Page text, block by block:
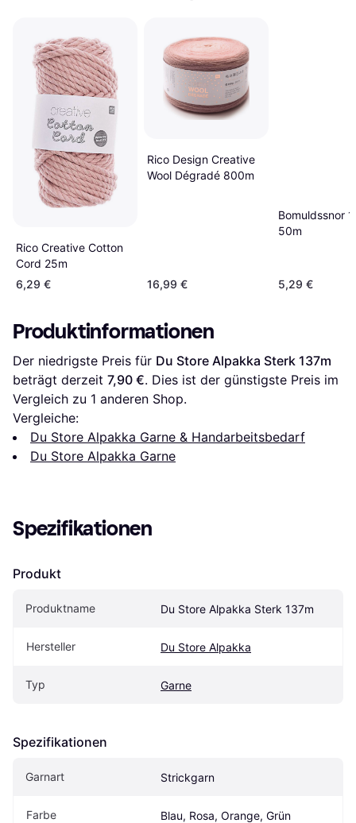
Rico Creative Cotton
Cord 25m
6,29 €
Rico Design Creative
Wool Dégradé 800m
16,99 €
Bomuldssnor
50m
5,29 €
Produktinformationen
Der niedrigste Preis für Du Store Alpakka Sterk 137m
beträgt derzeit 7,90 €. Dies ist der günstigste Preis im
Vergleich zu 1 anderen Shop.
Vergleiche:
Du Store Alpakka Garne & Handarbeitsbedarf
Du Store Alpakka Garne
Spezifikationen
Produkt
Produktname Du Store Alpakka Sterk 137m
Hersteller Du Store Alpakka
Typ Garne
Spezifikationen
Garnart Strickgarn
Farbe Blau, Rosa, Orange, Grün